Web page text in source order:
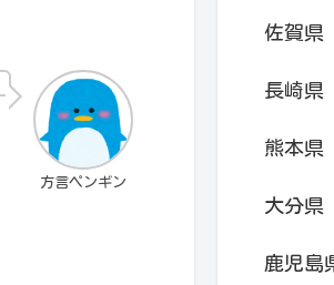
方言ペンギン
佐賀県
長崎県
熊本県
大分県
鹿児島